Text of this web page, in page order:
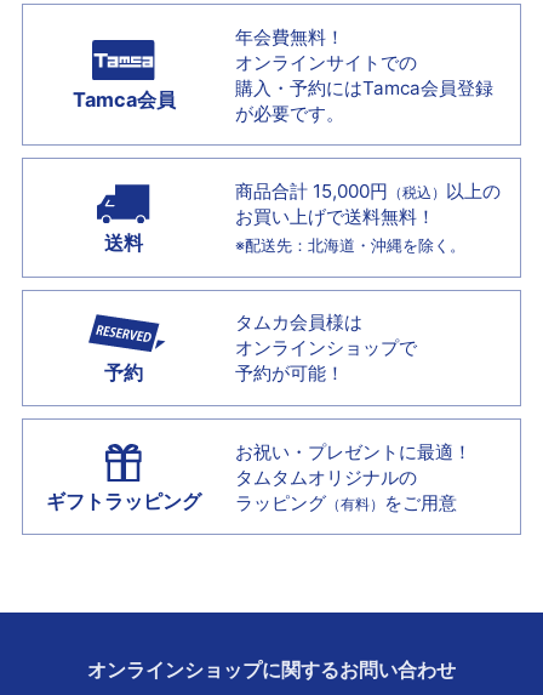
Tamca会員
年会費無料！
オンラインサイトでの
購入・予約にはTamca会員登録
が必要です。
送料
商品合計 15,000円 （税込） 以上の
お買い上げで送料無料！
※配送先：北海道・沖縄を除く。
予約
タムカ会員様は
オンラインショップで
予約が可能！
ギフトラッピング
お祝い・プレゼントに最適！
タムタムオリジナルの
ラッピング （有料） をご用意
オンラインショップに関するお問い合わせ